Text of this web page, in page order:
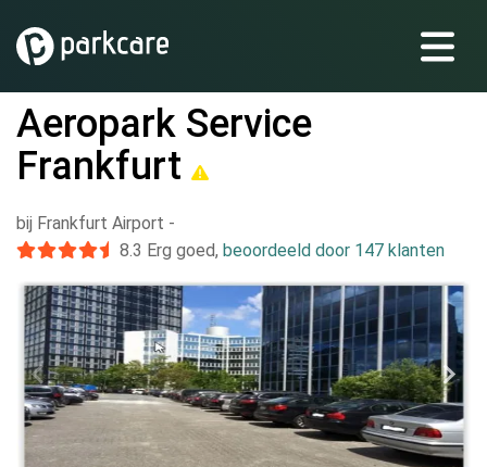
Aeropark Service
Frankfurt
bij Frankfurt Airport -
8.3 Erg goed, beoordeeld door 147 klanten